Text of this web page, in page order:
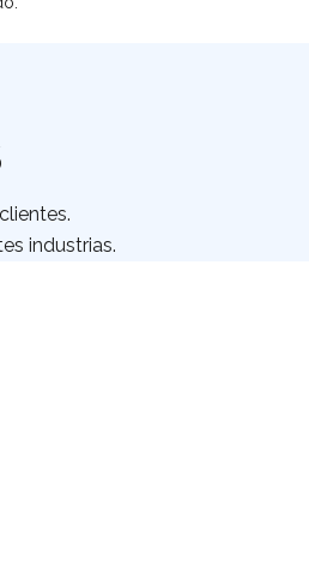
industrias.